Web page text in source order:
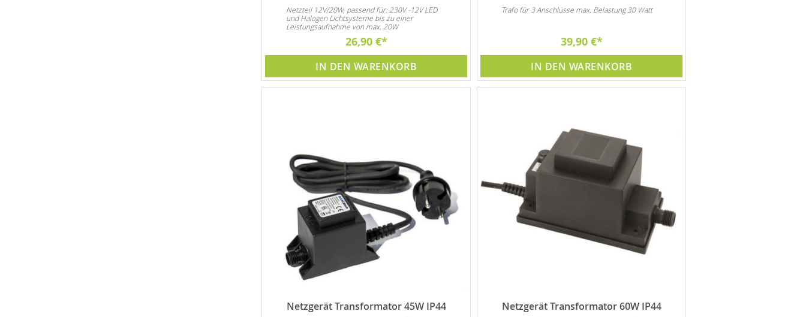
Netzteil 12V/20W, passend für: 230V -12V LED
und Halogen Lichtsysteme bis zu einer
Leistungsaufnahme von max. 20W
26,90 €
IN DEN WARENKORB
Trafo für 3 Anschlüsse max. Belastung 30 Watt
39,90 €
IN DEN WARENKORB
Netzgerät Transformator 45W IP44 Netzgerät Transformator 60W IP44